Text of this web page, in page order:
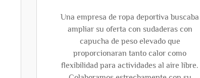
Una empresa de ropa deportiva buscaba
ampliar su oferta con sudaderas con
capucha de peso elevado que
proporcionaran tanto calor como
flexibilidad para actividades al aire libre.